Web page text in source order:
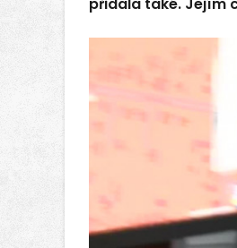
přidala také. Jejím